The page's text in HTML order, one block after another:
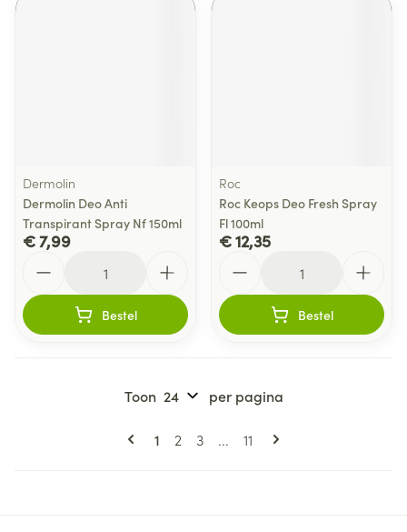
Dermolin
Dermolin Deo Anti
Transpirant Spray Nf 150ml
€ 7,99
Bestel
Roc
Roc Keops Deo Fresh Spray
Fl 100ml
€ 12,35
Bestel
Pagina's
U lees momenteel pagina
1 Pagina
2 Pagina
3 ... Pagina
11
Toon per pagina